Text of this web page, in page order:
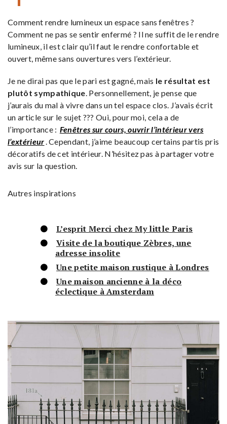
Comment rendre lumineux un espace sans fenêtres ?
Comment ne pas se sentir enfermé ? Il ne suffit de le rendre
lumineux, il est clair qu’il faut le rendre confortable et
ouvert, même sans ouvertures vers l’extérieur.
Je ne dirai pas que le pari est gagné, mais le résultat est
plutôt sympathique . Personnellement, je pense que
j’aurais du mal à vivre dans un tel espace clos. J’avais écrit
un article sur le sujet ??? Oui, pour moi, cela a de
l’importance : Fenêtres sur cours, ouvrir l’intérieur vers
l’extérieur . Cependant, j’aime beaucoup certains partis pris
décoratifs de cet intérieur. N’hésitez pas à partager votre
avis sur la question.
Autres inspirations
L’esprit Merci chez My little Paris
Visite de la boutique Zèbres, une
adresse insolite
Une petite maison rustique à Londres
Une maison ancienne à la déco
éclectique à Amsterdam